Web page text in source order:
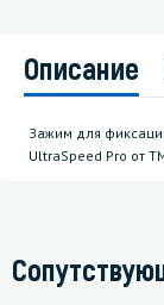
Описание
Зажим для
UltraSpeed Pro от